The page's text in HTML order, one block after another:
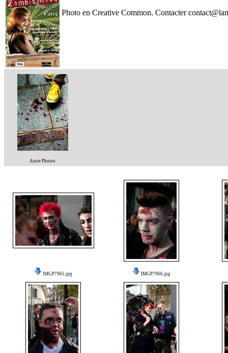
Photo en Creative Common. Contacter
Autre Photos
IMGP7965.jpg IMGP7966.jpg